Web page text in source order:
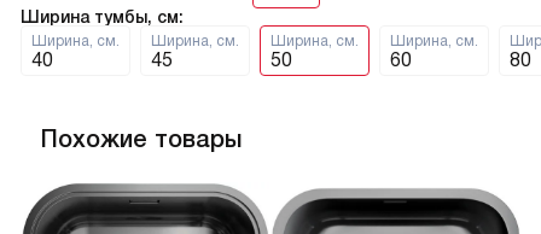
Ширина тумбы, см:
Ширина, см.
40
Ширина, см.
45
Ширина, см.
50
Ширина, см.
60 80
Похожие товары